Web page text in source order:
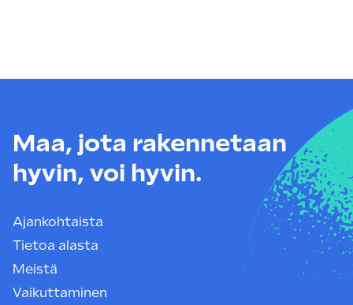
Maa, jota rakennetaan
hyvin, voi hyvin.
Ajankohtaista
Tietoa alasta
Meistä
Vaikuttaminen